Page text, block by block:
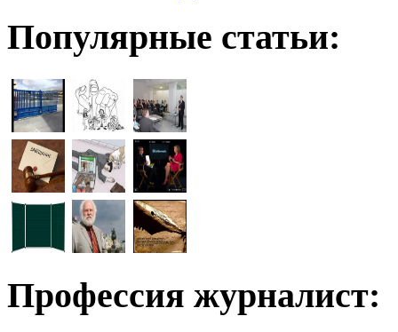
Популярные статьи:
Профессия журналист: